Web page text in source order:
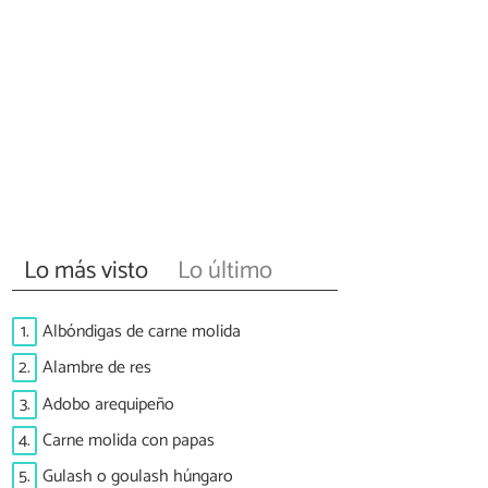
Lo más visto Lo último
1. Albóndigas de carne molida
2. Alambre de res
3. Adobo arequipeño
4. Carne molida con papas
5. Gulash o goulash húngaro